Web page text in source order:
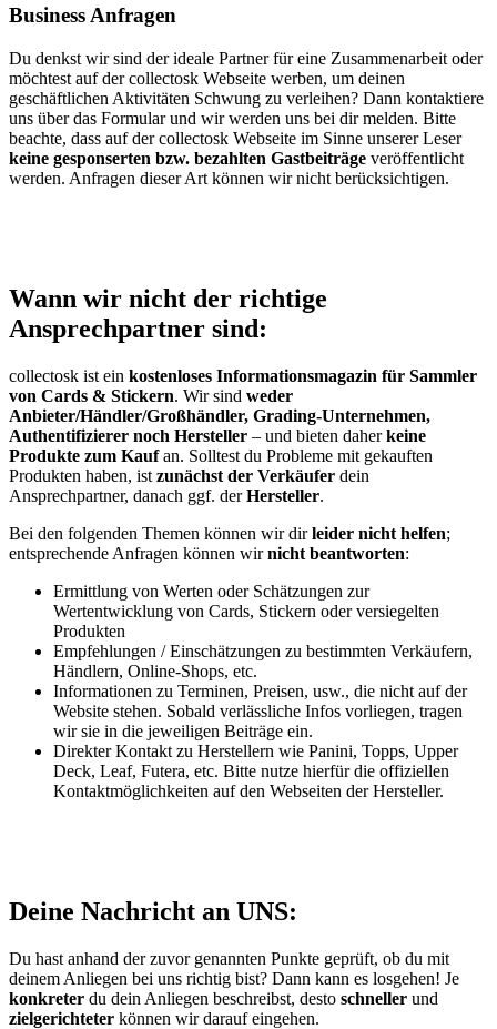
Business Anfragen
Du denkst wir sind der ideale Partner für eine Zusammenarbeit oder
möchtest auf der collectosk Webseite werben, um deinen
geschäftlichen Aktivitäten Schwung zu verleihen? Dann kontaktiere
uns über das Formular und wir werden uns bei dir melden. Bitte
beachte, dass auf der collectosk Webseite im Sinne unserer Leser
keine gesponserten bzw. bezahlten Gastbeiträge veröffentlicht
werden. Anfragen dieser Art können wir nicht berücksichtigen.
Wann wir nicht der richtige
Ansprechpartner sind:
collectosk ist ein kostenloses Informationsmagazin für Sammler
von Cards & Stickern. Wir sind weder
Anbieter/Händler/Großhändler, Grading-Unternehmen,
Authentifizierer noch Hersteller – und bieten daherkeine
Produkte zum Kaufan. Solltest du Probleme mit gekauften
Produkten haben, ist zunächst der Verkäufer dein
Ansprechpartner, danach ggf. derHersteller.
Bei den folgenden Themen können wir dirleider nicht helfen;
entsprechende Anfragen können wirnicht beantworten:
Ermittlung von Werten oder Schätzungen zur
Wertentwicklung von Cards, Stickern oder versiegelten
Produkten
Empfehlungen / Einschätzungen zu bestimmten Verkäufern,
Händlern, Online-Shops, etc.
Informationen zu Terminen, Preisen, usw., die nicht auf der
Website stehen. Sobald verlässliche Infos vorliegen, tragen
wir sie in die jeweiligen Beiträge ein.
Direkter Kontakt zu Herstellern wie Panini, Topps, Upper
Deck, Leaf, Futera, etc. Bitte nutze hierfür die offiziellen
Kontaktmöglichkeiten auf den Webseiten der Hersteller.
Deine Nachricht an UNS:
Du hast anhand der zuvor genannten Punkte geprüft, ob du mit
deinem Anliegen bei uns richtig bist? Dann kann es losgehen! Je
konkreter du dein Anliegen beschreibst, desto schneller und
zielgerichteter können wir darauf eingehen.